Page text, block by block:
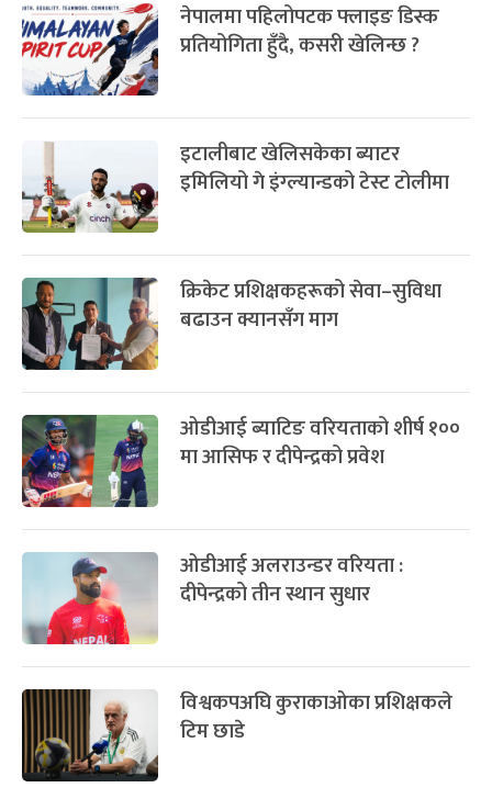
नेपालमा पहिलोपटक फ्लाइङ डिस्क
प्रतियोगिता हुँदै, कसरी खेलिन्छ ?
इटालीबाट खेलिसकेका ब्याटर
इमिलियो गे इंग्ल्यान्डको टेस्ट टोलीमा
क्रिकेट प्रशिक्षकहरूको सेवा–सुविधा
बढाउन क्यानसँग माग
ओडीआई ब्याटिङ वरियताको शीर्ष १००
मा आसिफ र दीपेन्द्रको प्रवेश
ओडीआई अलराउन्डर वरियता :
दीपेन्द्रको तीन स्थान सुधार
विश्वकपअघि कुराकाओका प्रशिक्षकले
टिम छाडे